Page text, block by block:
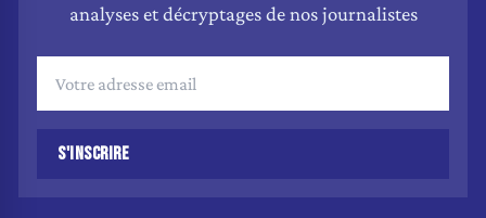
analyses et décryptages de nos journalistes
S'INSCRIRE